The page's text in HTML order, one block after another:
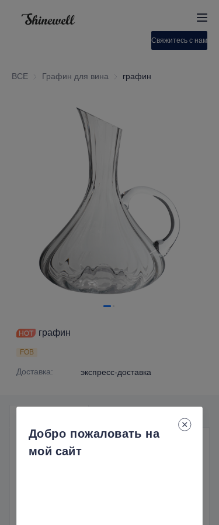
Свяжитесь с нами
ВСЕ Графин для вина Графин для вина
графин
графин
FOB
Доставка: экспресс-доставка
Необходимые детали
Добро пожаловать на
мой сайт
О нас
Связаться с нами